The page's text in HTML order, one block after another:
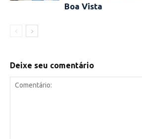
Boa Vista
Deixe seu comentário